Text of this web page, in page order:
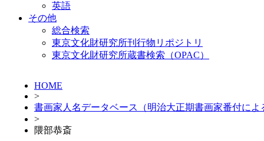
英語
その他
総合検索
東京文化財研究所刊行物リポジトリ
東京文化財研究所蔵書検索（OPAC）
HOME
>
書画家人名データベース（明治大正期書画家番付によ
>
隈部恭斎